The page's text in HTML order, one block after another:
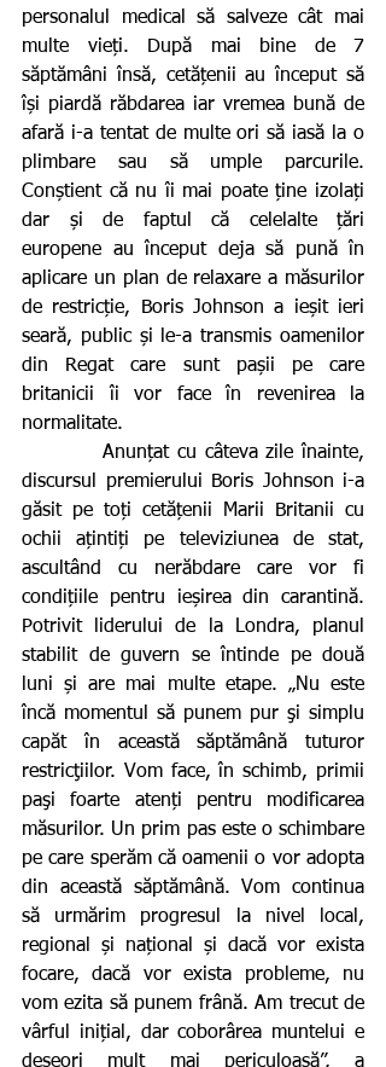
personalul medical să salveze cât mai
multe vieți. După mai bine de 7
săptămâni însă, cetățenii au început să
își piardă răbdarea iar vremea bună de
afară i-a tentat de multe ori să iasă la o
plimbare sau să umple parcurile.
Conștient că nu îi mai poate ține izolați
dar și de faptul că celelalte țări
europene au început deja să pună în
aplicare un plan de relaxare a măsurilor
de restricție, Boris Johnson a ieșit ieri
seară, public și le-a transmis oamenilor
din Regat care sunt pașii pe care
britanicii îi vor face în revenirea la
normalitate.
          Anunțat cu câteva zile înainte,
discursul premierului Boris Johnson i-a
găsit pe toți cetățenii Marii Britanii cu
ochii ațintiți pe televiziunea de stat,
ascultând cu nerăbdare care vor fi
condițiile pentru ieșirea din carantină.
Potrivit liderului de la Londra, planul
stabilit de guvern se întinde pe două
luni și are mai multe etape. „Nu este
încă momentul să punem pur şi simplu
capăt în această săptămână tuturor
restricţiilor. Vom face, în schimb, primii
paşi foarte atenți pentru modificarea
măsurilor. Un prim pas este o schimbare
pe care sperăm că oamenii o vor adopta
din această săptămână. Vom continua
să urmărim progresul la nivel local,
regional și național și dacă vor exista
focare, dacă vor exista probleme, nu
vom ezita să punem frână. Am trecut de
vârful inițial, dar coborârea muntelui e
deseori mult mai periculoasă”, a